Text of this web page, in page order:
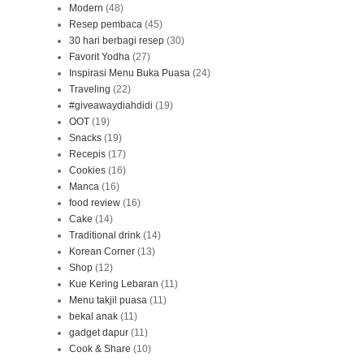
Modern (48)
Resep pembaca (45)
30 hari berbagi resep (30)
Favorit Yodha (27)
Inspirasi Menu Buka Puasa (24)
Traveling (22)
#giveawaydiahdidi (19)
OOT (19)
Snacks (19)
Recepis (17)
Cookies (16)
Manca (16)
food review (16)
Cake (14)
Traditional drink (14)
Korean Corner (13)
Shop (12)
Kue Kering Lebaran (11)
Menu takjil puasa (11)
bekal anak (11)
gadget dapur (11)
Cook & Share (10)